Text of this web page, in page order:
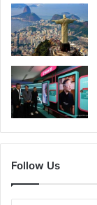
Follow Us